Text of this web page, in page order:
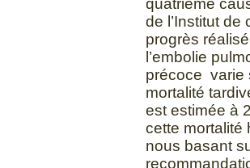
quatrième
de l’Institut de
progrès
l’embolie
précoce varie
mortalité
est estimée à
cette mortalité
nous basant